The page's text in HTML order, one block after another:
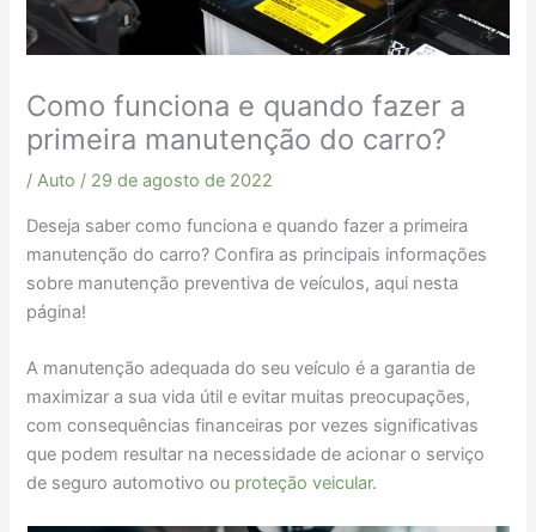
Como funciona e quando fazer a
primeira manutenção do carro?
/Auto / 29 de agosto de 2022
Deseja saber como funciona e quando fazer a primeira
manutenção do carro? Confira as principais informações
sobre manutenção preventiva de veículos, aqui nesta
página!
A manutenção adequada do seu veículo é a garantia de
maximizar a sua vida útil e evitar muitas preocupações,
com consequências financeiras por vezes significativas
que podem resultar na necessidade de acionar o serviço
de seguro automotivo ou proteção veicular.